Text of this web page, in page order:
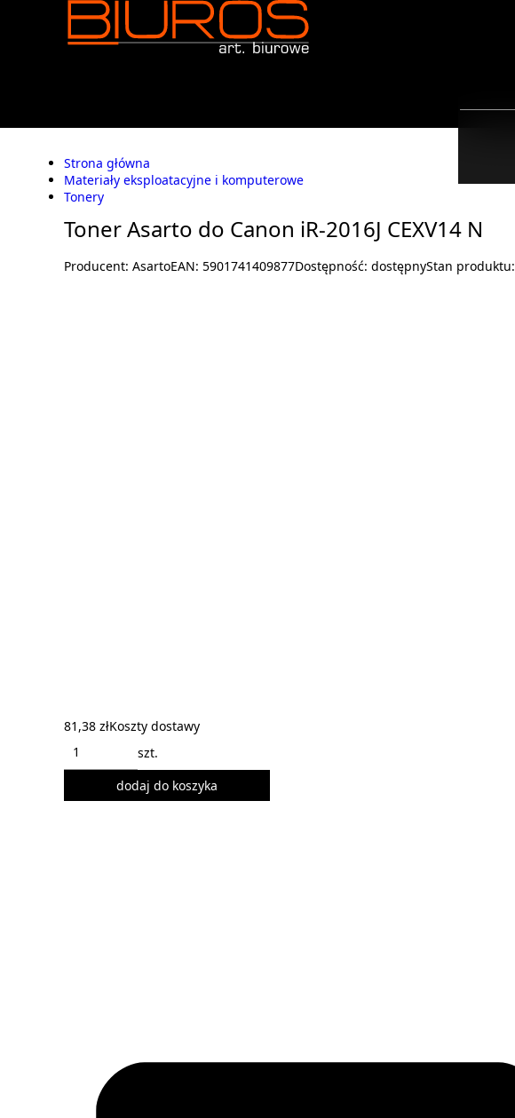
Strona główna
Materiały eksploatacyjne i komputerowe
Tonery
Toner Asarto do Canon iR-2016J CEXV14 N
Producent: AsartoEAN: 5901741409877Dostępność: dostępnyStan produktu:
81,38 złKoszty dostawy
szt.
dodaj do koszyka